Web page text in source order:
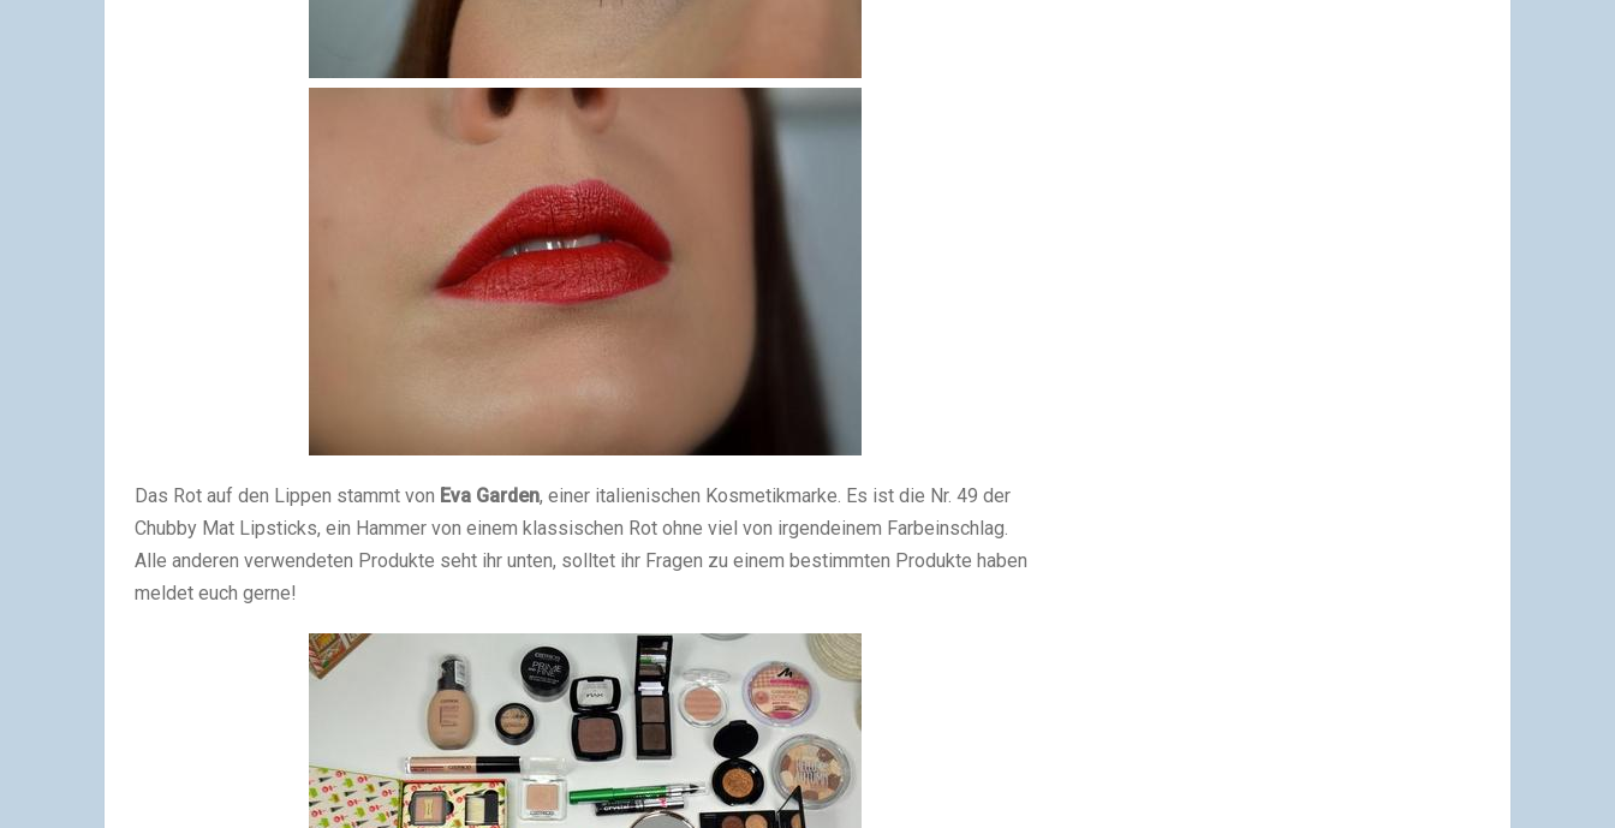
Das Rot auf den Lippen stammt von Eva Garden, einer italienischen Kosmetikmarke. Es ist die Nr. 49 der
Chubby Mat Lipsticks, ein Hammer von einem klassischen Rot ohne viel von irgendeinem Farbeinschlag.
Alle anderen verwendeten Produkte seht ihr unten, solltet ihr Fragen zu einem bestimmten Produkte haben
meldet euch gerne!